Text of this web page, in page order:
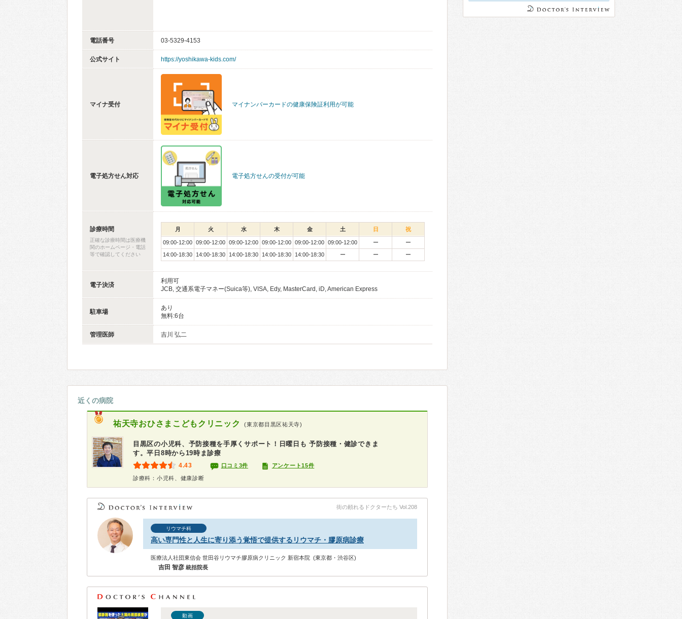
電話番号 03-5329-4153
公式サイト https://yoshikawa-kids.com/
マイナ受付 マイナンバーカードの健康保険証利用が可能
電子処方せん対応 電子処方せんの受付が可能
診療時間
正確な診療時間は医療機
関のホームページ・電話
等で確認してください
月 火 水 木 金 土 日 祝
09:00-12:00 09:00-12:00 09:00-12:00 09:00-12:00 09:00-12:00 09:00-12:00 ー
ー
14:00-18:30
14:00-18:30 14:00-18:30 14:00-18:30 14:00-18:30 ー ー ー
電子決済
利用可
JCB, 交通系電子マネー(Suica等), VISA, Edy, MasterCard, iD, American Express
駐車場
あり
無料:6台
管理医師 吉川 弘二
近くの病院
祐天寺おひさまこどもクリニック (東京都目黒区祐天寺)
目黒区の小児科、予防接種を手厚くサポート！日曜日も 予防接種・健診できま
す。平日8時から19時ま診療
4.43 口コミ3件 アンケート15件
診療科：小児科、健康診断
街の頼れるドクターたち Vol.208
リウマチ科
高い専門性と人生に寄り添う覚悟で提供するリウマチ・膠原病診療
医療法人社団東信会 世田谷リウマチ膠原病クリニック 新宿本院 (東京都・渋谷区)
吉田 智彦 統括院⻑
動画